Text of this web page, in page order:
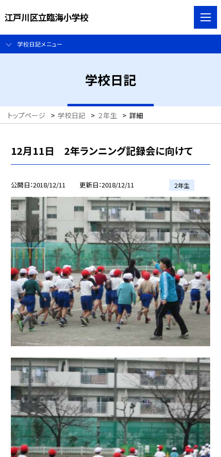
江戸川区立臨海小学校
学校日記メニュー
学校日記
トップページ > 学校日記 > ２年生 > 詳細
12月11日 2年ランニング記録会に向けて
公開日 2018/12/11 更新日 2018/12/11 ２年生